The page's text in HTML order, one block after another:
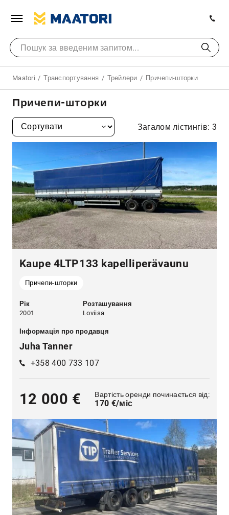
Maatori Транспортування Трейлери Причепи-шторки
Причепи-шторки
Загалом лістингів: 3
Kaupe 4LTP133 kapelliperävaunu
Причепи-шторки
Рік
2001
Розташування
Loviisa
Інформація про продавця
Juha Tanner
+358 400 733 107
12 000 € Вартість оренди починається від:
170 €/міс